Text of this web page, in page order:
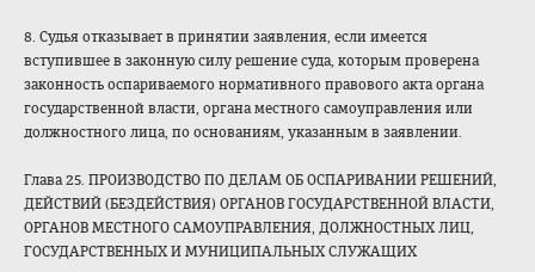
8. Судья отказывает в принятии заявления, если имеется
вступившее в законную силу решение суда, которым проверена
законность оспариваемого нормативного правового акта органа
государственной власти, органа местного самоуправления или
должностного лица, по основаниям, указанным в заявлении.
Глава 25. ПРОИЗВОДСТВО ПО ДЕЛАМ ОБ ОСПАРИВАНИИ РЕШЕНИЙ,
ДЕЙСТВИЙ (БЕЗДЕЙСТВИЯ) ОРГАНОВ ГОСУДАРСТВЕННОЙ ВЛАСТИ,
ОРГАНОВ МЕСТНОГО САМОУПРАВЛЕНИЯ, ДОЛЖНОСТНЫХ ЛИЦ,
ГОСУДАРСТВЕННЫХ И МУНИЦИПАЛЬНЫХ СЛУЖАЩИХ